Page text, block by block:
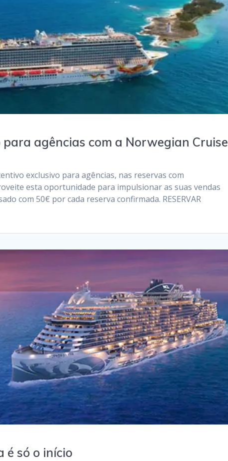
agências com a Norwegian Cruise
exclusivo para agências, nas reservas com
esta oportunidade para impulsionar as suas vendas
com 50€ por cada reserva confirmada. RESERVAR
é só o início